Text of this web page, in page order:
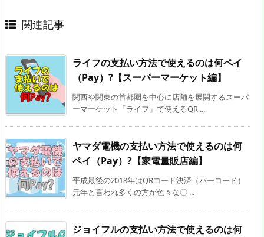
関連記事
ライフの支払い方法で使えるのは何ペイ
（Pay）?【スーパーマーケット編】
関西や関東の首都圏を中心に店舗を展開するスーパ
ーマーケット「ライフ」で使えるQR ...
ヤマダ電機の支払い方法で使えるのは何
ペイ（Pay）?【家電量販店編】
平成最後の2018年はQRコード決済（バーコード）
元年と言われ多くの方が色々な〇 ...
ジョイフルの支払い方法で使えるのは何